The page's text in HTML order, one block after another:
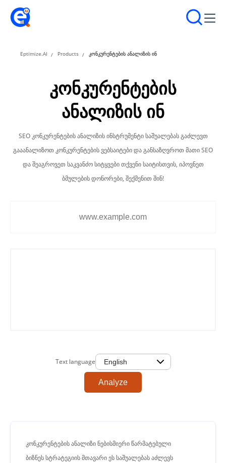
Eptimize.AI Products კონკურენტების ანალიზის ინ
კონკურენტების
ანალიზის ინ
SEO კონკურენტების ანალიზის ინსტრუმენტი საშუალებას გაძლევთ
გააანალიზოთ კონკურენტების ვებსაიტები და განსაზღვროთ მათი SEO
და შეაგროვეთ საკვანძო სიტყვები თქვენი საიტისთვის, იპოვნეთ
ბმულების დონორები, შექმენით შინ!
Text language
Analyze
კონკურენტების ანალიზი ნებისმიერი წარმატებული
ბიზნეს სტრატეგიის მთავარი ეს საშუალებას აძლევს